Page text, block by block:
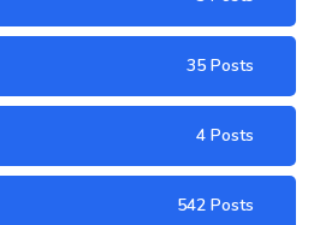
35 Posts
4 Posts
542 Posts